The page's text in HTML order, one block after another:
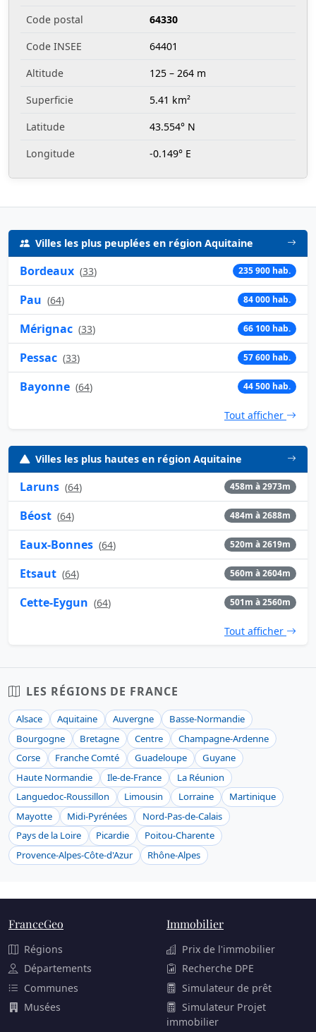
Code postal
64330
Code INSEE
64401
Altitude
125 – 264 m
Superficie
5.41 km²
Latitude
43.554° N
Longitude
-0.149° E
Villes les plus peuplées en région Aquitaine
Bordeaux (33) 235 900 hab.
Pau (64) 84 000 hab.
Mérignac (33) 66 100 hab.
Pessac (33) 57 600 hab.
Bayonne (64) 44 500 hab.
Tout afficher
Villes les plus hautes en région Aquitaine
Laruns (64) 458m à 2973m
Béost (64) 484m à 2688m
Eaux-Bonnes (64) 520m à 2619m
Etsaut (64) 560m à 2604m
Cette-Eygun (64) 501m à 2560m
Tout afficher
LES RÉGIONS DE FRANCE
Alsace Aquitaine Auvergne
Basse-Normandie
Bourgogne
Bretagne Centre
Champagne-Ardenne
Corse
Franche Comté Guadeloupe
Guyane
Haute Normandie
Ile-de-France
La Réunion
Languedoc-Roussillon
Limousin Lorraine
Martinique
Mayotte
Midi-Pyrénées
Nord-Pas-de-Calais
Pays de la Loire
Picardie
Poitou-Charente
Provence-Alpes-Côte-d'Azur
Rhône-Alpes
FranceGeo
Régions
Départements
Communes
Musées
Immobilier
Prix de l'immobilier
Recherche DPE
Simulateur de prêt
Simulateur Projet
immobilier